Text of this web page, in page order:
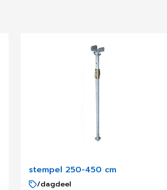
stempel 250-450 cm
/dagdeel